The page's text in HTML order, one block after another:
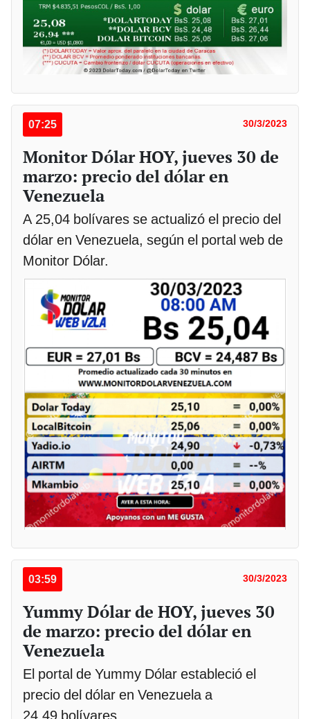
07:25 30/3/2023
Monitor Dólar HOY, jueves 30 de
marzo: precio del dólar en
Venezuela
A 25,04 bolívares se actualizó el precio del
dólar en Venezuela, según el portal web de
Monitor Dólar.
03:59 30/3/2023
Yummy Dólar de HOY, jueves 30
de marzo: precio del dólar en
Venezuela
El portal de Yummy Dólar estableció el
precio del dólar en Venezuela a